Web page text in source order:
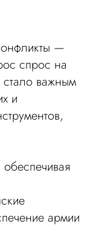
—
спрос на
стало важным
и
армии